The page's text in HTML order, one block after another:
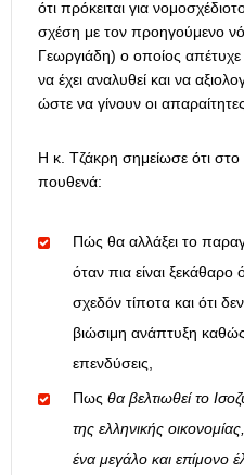
ότι πρόκειται για
σχέση με τον προηγούμενο
Γεωργιάδη) ο οποίος
να έχει αναλυθεί και να
ώστε να γίνουν οι
Η κ. Τζάκρη σημείωσε ότι στο
πουθενά:
Πώς θα αλλάξει το
όταν πια είναι ξεκάθαρο
σχεδόν τίποτα και ότι
βιώσιμη ανάπτυξη
επενδύσεις,
Πως θα βελτιωθεί το
της ελληνικής
ένα μεγάλο και επίμονο